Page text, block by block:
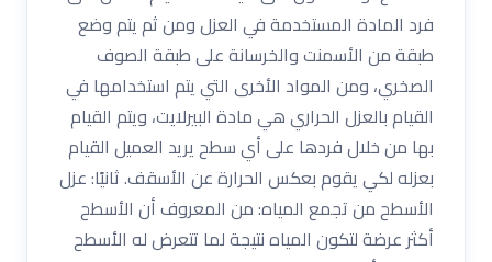
فرد المادة المستخدمة في العزل ومن ثم يتم وضع
طبقة من الأسمنت والخرسانة على طبقة الصوف
الصخري، ومن المواد الأخرى التي يتم استخدامها في
القيام بالعزل الحراري هي مادة البيرلايت، ويتم القيام
بها من خلال فردها على أي سطح يريد العميل القيام
بعزله لكي يقوم بعكس الحرارة عن الأسقف. ثانيًا: عزل
الأسطح من تجمع المياه: من المعروف أن الأسطح
أكثر عرضة لتكون المياه نتيجة لما تتعرض له الأسطح